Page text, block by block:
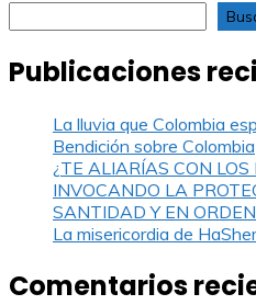
Publicaciones
La lluvia que Colombia
Bendición sobre Colombia
¿TE ALIARÍAS CON LOS
INVOCANDO LA
SANTIDAD Y EN
La misericordia de
Comentarios